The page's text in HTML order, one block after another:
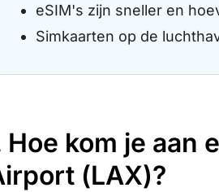
eSIM's zijn sneller en
Simkaarten op de
Hoe kom je aan
(LAX)?